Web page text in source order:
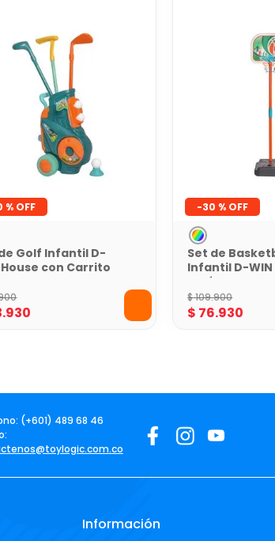
%
Golf Infantil D-
House con Carrito
.930
-30 %
Set de
Infantil D-WIN
Balón
$109.900
$ 76.930
(+601) 489 68 46
Información